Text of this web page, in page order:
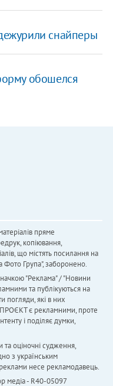
снайперы
обошелся
пряме
копіювання,
що містять посилання на
Фото Група", заборонено.
"Реклама" / "Новини
та публікуються на
погляди, які в них
є рекламними, проте
і поділяє думки,
та оціночні судження,
з українським
реклами несе рекламодавець.
медіа - R40-05097